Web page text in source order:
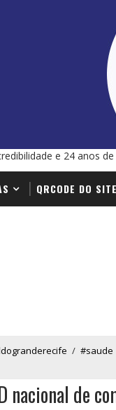
e 24 anos
QRCODE DO SITE
/ #saude
de